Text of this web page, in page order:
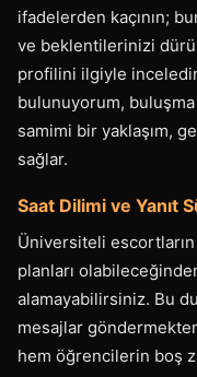
ifadelerden kaçının;
ve beklentilerinizi
profilini ilgiyle
bulunuyorum,
samimi bir yaklaşım,
sağlar.
Saat Dilimi ve Yanıt
Üniversiteli
planları
alamayabilirsiniz. Bu
mesajlar
hem öğrencilerin boş